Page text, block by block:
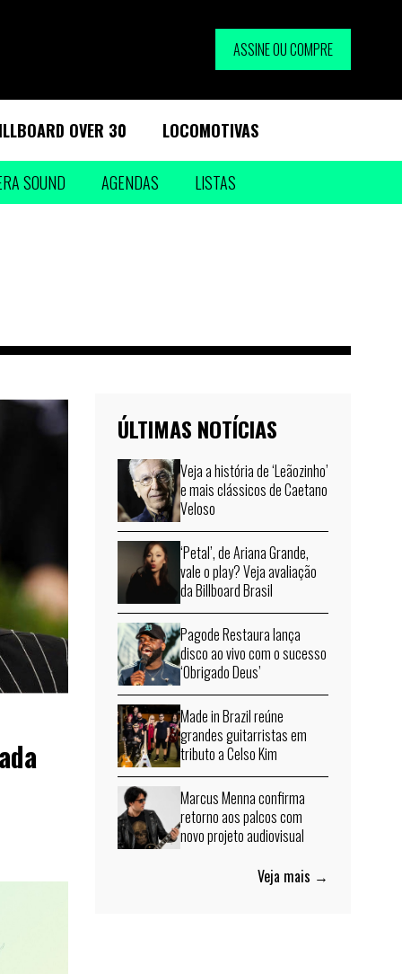
ASSINE OU COMPRE
OVER 30 LOCOMOTIVAS
SOUND AGENDAS LISTAS
ÚLTIMAS NOTÍCIAS
Veja a história de ‘Leãozinho’
e mais clássicos de Caetano
Veloso
‘Petal’, de Ariana Grande,
vale o play? Veja avaliação
da Billboard Brasil
Pagode Restaura lança
disco ao vivo com o sucesso
‘Obrigado Deus’
Made in Brazil reúne
grandes guitarristas em
tributo a Celso Kim
Marcus Menna confirma
retorno aos palcos com
novo projeto audiovisual
Veja mais →